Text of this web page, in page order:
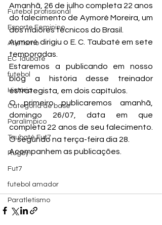
Futebol profissional
Esporte Feminino
Atletismo
EC Taubaté
futebol
História
Categoria de base
Paralímpico
Taubaté Fut7
Rugby
Fut7
futebol amador
Paratletismo
Amanhã, 26 de julho completa 22 anos
do falecimento de Aymoré Moreira, um
dos maiores técnicos do Brasil.
Aymoré dirigiu o E. C. Taubaté em sete
temporadas.
Estaremos a publicando em nosso
blog a história desse treinador
estrategista, em dois capítulos.
O primeiro publicaremos amanhã,
domingo 26/07, data em que
completa 22 anos de seu falecimento.
O segundo na terça-feira dia 28.
Acompanhem as publicações.